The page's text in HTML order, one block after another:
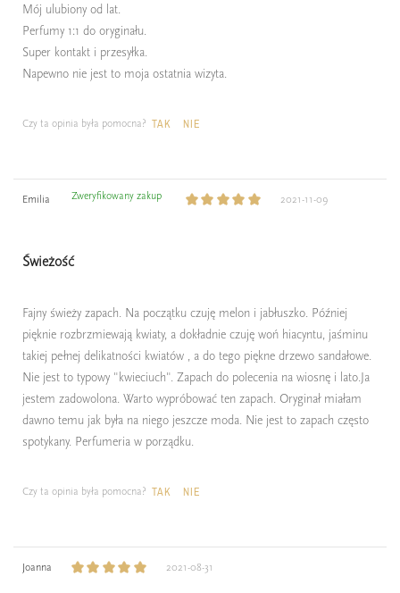
Mój ulubiony od lat.
Perfumy 1:1 do oryginału.
Super kontakt i przesyłka.
Napewno nie jest to moja ostatnia wizyta.
Czy ta opinia była pomocna? TAK NIE
Emilia Zweryfikowany zakup 2021-11-09
Świeżość
Fajny świeży zapach. Na początku czuję melon i jabłuszko. Później
pięknie rozbrzmiewają kwiaty, a dokładnie czuję woń hiacyntu, jaśminu
takiej pełnej delikatności kwiatów , a do tego piękne drzewo sandałowe.
Nie jest to typowy "kwieciuch". Zapach do polecenia na wiosnę i lato.Ja
jestem zadowolona. Warto wypróbować ten zapach. Oryginał miałam
dawno temu jak była na niego jeszcze moda. Nie jest to zapach często
spotykany. Perfumeria w porządku.
Czy ta opinia była pomocna? TAK NIE
Joanna 2021-08-31